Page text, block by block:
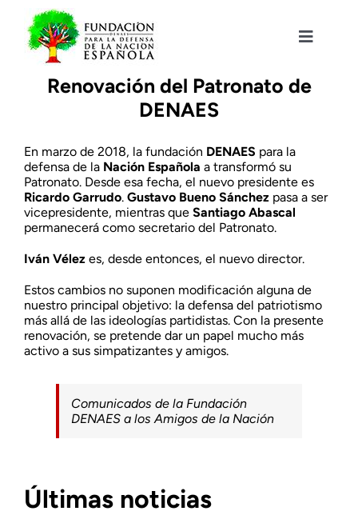
contenido
Toggle
Fundación DENAES
Actualidad
Actividades
Colabora
Renovación del Patronato de
DENAES
En marzo de 2018, la fundación DENAES para la
defensa de la Nación Española a transformó su
Patronato. Desde esa fecha, el nuevo presidente es
Ricardo Garrudo. Gustavo Bueno Sánchez pasa a ser
vicepresidente, mientras que Santiago Abascal
permanecerá como secretario del Patronato.
Iván Vélez es, desde entonces, el nuevo director.
Estos cambios no suponen modificación alguna de
nuestro principal objetivo: la defensa del patriotismo
más allá de las ideologías partidistas. Con la presente
renovación, se pretende dar un papel mucho más
activo a sus simpatizantes y amigos.
Comunicados de la Fundación
DENAES a los Amigos de la Nación
Últimas noticias